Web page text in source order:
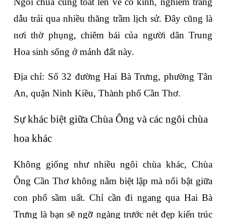
dẫu trải qua nhiều thăng trầm lịch sử. Đây cũng là
nơi thờ phụng, chiêm bái của người dân Trung
Hoa sinh sống ở mảnh đất này.
Địa chỉ: Số 32 đường Hai Bà Trưng, phường Tân
An, quận Ninh Kiều, Thành phố Cần Thơ.
Sự khác biệt giữa Chùa Ông và các ngôi chùa
hoa khác
Không giống như nhiều ngôi chùa khác, Chùa
Ông Cần Thơ không nằm biệt lập mà nổi bật giữa
con phố sầm uất. Chỉ cần đi ngang qua Hai Bà
Trưng là bạn sẽ ngỡ ngàng trước nét đẹp kiến trúc